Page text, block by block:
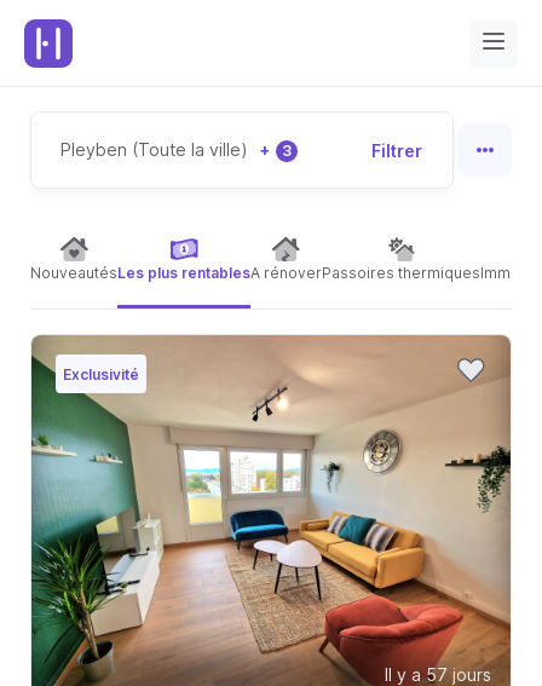
Pleyben (Toute la ville) + 3 Filtrer
NouveautésLes plus rentablesA rénoverPassoires thermiques
Exclusivité
Il y a 57 jours